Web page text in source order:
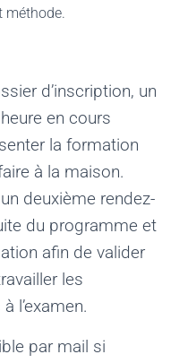
méthode.
d’inscription, un
en cours
la formation
à la maison.
deuxième rendez-
du programme et
afin de valider
les
l’examen.
par mail si